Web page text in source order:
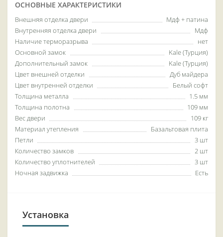
ОСНОВНЫЕ ХАРАКТЕРИСТИКИ
Внешняя отделка двери
Мдф + патина
Внутренняя отделка двери
Мдф
Наличие терморазрыва
нет
Основной замок
Kale (Турция)
Дополнительный замок
Kale (Турция)
Цвет внешней отделки
Дуб майдера
Цвет внутренней отделки
Белый софт
Толщина металла
1.5 мм
Толщина полотна
109 мм
Вес двери
109 кг
Материал утепления
Базальтовая плита
Петли
3 шт
Количество замков
2 шт
Количество уплотнителей
3 шт
Ночная задвижка
Есть
Установка